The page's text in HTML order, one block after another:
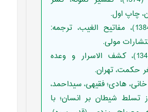
چاپ اول.
ملاصدرا، صدرالدین، (1384)، مفاتیح الغیب، ترجمه:
مولی.
میبدی، رشیدالدین، (1343)، کشف الاسرار و وعده
حکمت، تهران.
هادی؛ فقیهی، سیداحمد،
تسلط شيطان بر انسان؛ با